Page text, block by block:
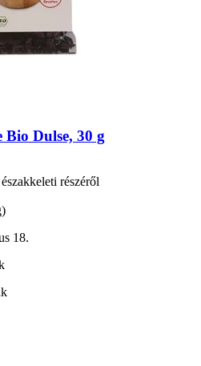
Bio Dulse, 30 g
részéről
18.